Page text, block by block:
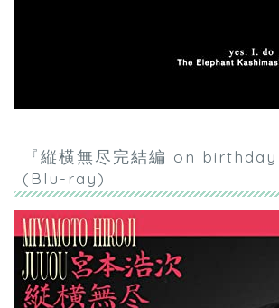
『縦横無尽完結編 on birthday
(Blu-ray)